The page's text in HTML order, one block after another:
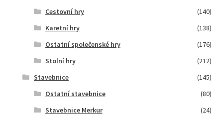
Cestovní hry
(140)
Karetní hry
(138)
Ostatní společenské hry
(176)
Stolní hry
(212)
Stavebnice
(145)
Ostatní stavebnice
(80)
Stavebnice Merkur
(24)